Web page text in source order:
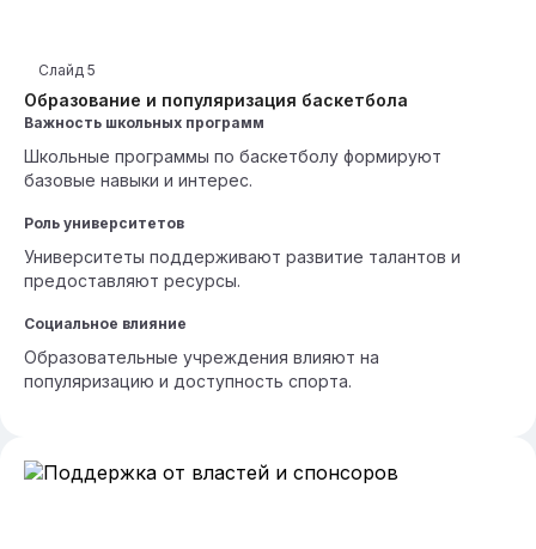
Образование и популяризация баскетбола
Слайд 5
Важность школьных программ
Школьные программы по баскетболу формируют
базовые навыки и интерес.
Роль университетов
Университеты поддерживают развитие талантов и
предоставляют ресурсы.
Социальное влияние
Образовательные учреждения влияют на
популяризацию и доступность спорта.